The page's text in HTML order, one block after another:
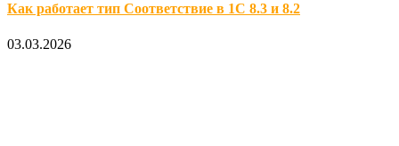
Как работает тип Соответствие в 1С 8.3 и 8.2
03.03.2026